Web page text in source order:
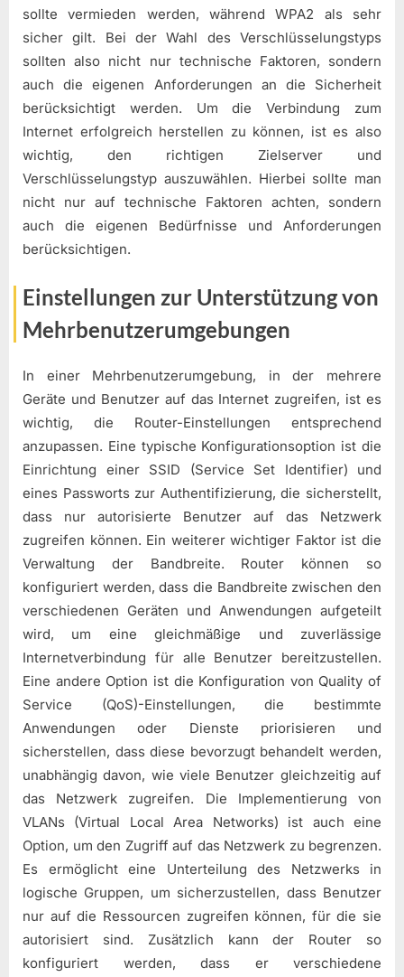
sollte vermieden werden, während WPA2 als sehr
sicher gilt. Bei der Wahl des Verschlüsselungstyps
sollten also nicht nur technische Faktoren, sondern
auch die eigenen Anforderungen an die Sicherheit
berücksichtigt werden. Um die Verbindung zum
Internet erfolgreich herstellen zu können, ist es also
wichtig, den richtigen Zielserver und
Verschlüsselungstyp auszuwählen. Hierbei sollte man
nicht nur auf technische Faktoren achten, sondern
auch die eigenen Bedürfnisse und Anforderungen
berücksichtigen.
Einstellungen zur Unterstützung von
Mehrbenutzerumgebungen
In einer Mehrbenutzerumgebung, in der mehrere
Geräte und Benutzer auf das Internet zugreifen, ist es
wichtig, die Router-Einstellungen entsprechend
anzupassen. Eine typische Konfigurationsoption ist die
Einrichtung einer SSID (Service Set Identifier) und
eines Passworts zur Authentifizierung, die sicherstellt,
dass nur autorisierte Benutzer auf das Netzwerk
zugreifen können. Ein weiterer wichtiger Faktor ist die
Verwaltung der Bandbreite. Router können so
konfiguriert werden, dass die Bandbreite zwischen den
verschiedenen Geräten und Anwendungen aufgeteilt
wird, um eine gleichmäßige und zuverlässige
Internetverbindung für alle Benutzer bereitzustellen.
Eine andere Option ist die Konfiguration von Quality of
Service (QoS)-Einstellungen, die bestimmte
Anwendungen oder Dienste priorisieren und
sicherstellen, dass diese bevorzugt behandelt werden,
unabhängig davon, wie viele Benutzer gleichzeitig auf
das Netzwerk zugreifen. Die Implementierung von
VLANs (Virtual Local Area Networks) ist auch eine
Option, um den Zugriff auf das Netzwerk zu begrenzen.
Es ermöglicht eine Unterteilung des Netzwerks in
logische Gruppen, um sicherzustellen, dass Benutzer
nur auf die Ressourcen zugreifen können, für die sie
autorisiert sind. Zusätzlich kann der Router so
konfiguriert werden, dass er verschiedene